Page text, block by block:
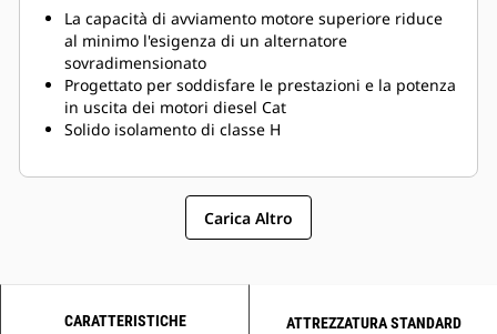
La capacità di avviamento motore superiore riduce
al minimo l'esigenza di un alternatore
sovradimensionato
Progettato per soddisfare le prestazioni e la potenza
in uscita dei motori diesel Cat
Solido isolamento di classe H
Carica Altro
CARATTERISTICHE ATTREZZATURA STANDARD